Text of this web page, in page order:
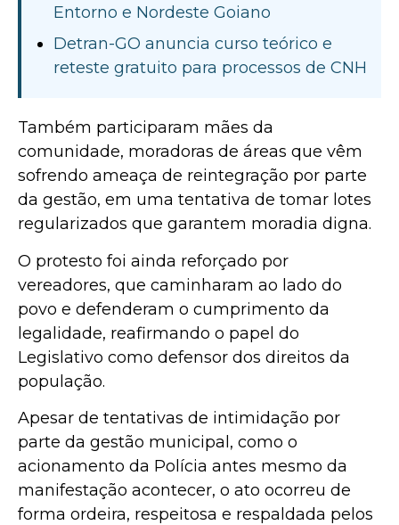
Entorno e Nordeste Goiano
Detran-GO anuncia curso teórico e
reteste gratuito para processos de CNH
Também participaram mães da
comunidade, moradoras de áreas que vêm
sofrendo ameaça de reintegração por parte
da gestão, em uma tentativa de tomar lotes
regularizados que garantem moradia digna.
O protesto foi ainda reforçado por
vereadores, que caminharam ao lado do
povo e defenderam o cumprimento da
legalidade, reafirmando o papel do
Legislativo como defensor dos direitos da
população.
Apesar de tentativas de intimidação por
parte da gestão municipal, como o
acionamento da Polícia antes mesmo da
manifestação acontecer, o ato ocorreu de
forma ordeira, respeitosa e respaldada pelos